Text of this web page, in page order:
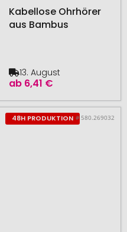
Kabellose Ohrhörer
aus Bambus
ab 6,41 €
13. August
48H PRODUKTION # 580.269032